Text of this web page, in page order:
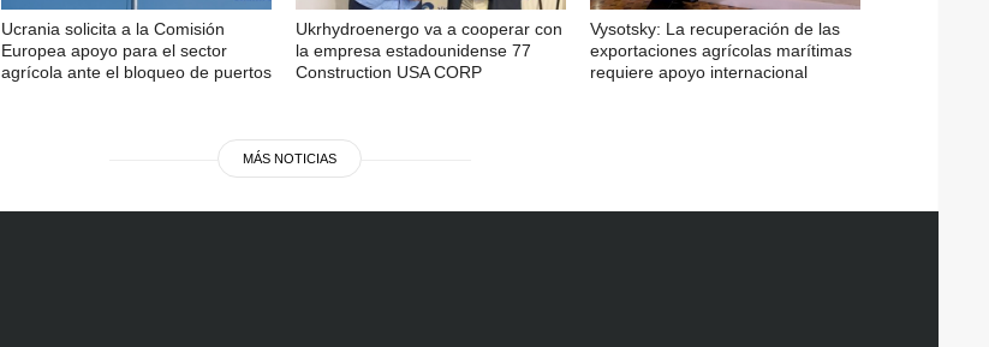
Ucrania solicita a la Comisión
Europea apoyo para el sector
agrícola ante el bloqueo de puertos
Ukrhydroenergo va a cooperar con
la empresa estadounidense 77
Construction USA CORP
Vysotsky: La recuperación de las
exportaciones agrícolas marítimas
requiere apoyo internacional
MÁS NOTICIAS